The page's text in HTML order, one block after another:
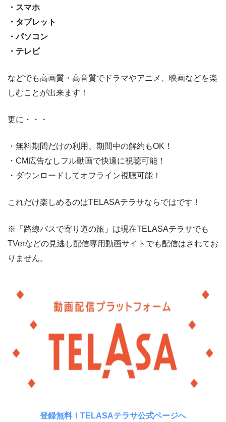
・スマホ
・タブレット
・パソコン
・テレビ
などでも高画質・高音質でドラマやアニメ、映画などを楽
しむことが出来ます！
更に・・・
・無料期間だけの利用、期間中の解約もOK！
・CM広告なしフル動画で快適に視聴可能！
・ダウンロードしてオフライン視聴可能！
これだけ楽しめるのはTELASAテラサならではです！
※「路線バスで寄り道の旅」は現在TELASAテラサでも
TVerなどの見逃し配信専用動画サイトでも配信はされてお
りません。
登録無料！TELASAテラサ公式ページへ